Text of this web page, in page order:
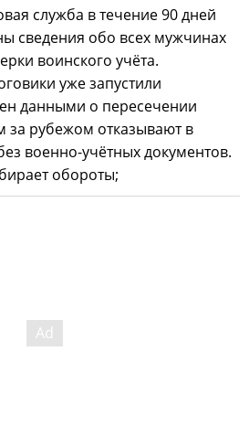
служба в течение 90 дней
сведения обо всех мужчинах
воинского учёта.
уже запустили
данными о пересечении
рубежом отказывают в
военно-учётных документов.
обороты;